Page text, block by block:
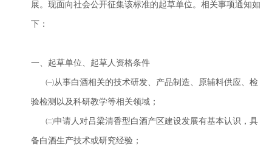
展。现面向社会公开征集该标准的起草单位。相关事项通知如
下：
一、起草单位、起草人资格条件
㈠从事白酒相关的技术研发、产品制造、原辅料供应、检
验检测以及科研教学等相关领域；
㈡申请人对吕梁清香型白酒产区建设发展有基本认识，具
备白酒生产技术或研究经验；